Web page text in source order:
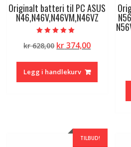
Originalt batteri til PC ASUS
N46,N46V,N46VM,N46VZ
5.00
av 5
kr628,00 Opprinnelig
var:
kr 628,00.
kr374,00Nåværende
kr 374,00.
Legg i handlekurv
TILBUD!